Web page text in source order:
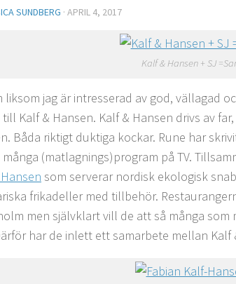
SUNDBERG · APRIL 4, 2017
Kalf & Hansen + SJ
liksom jag är intresserad av god, vällagad
Kalf & Hansen. Kalf & Hansen drivs av
Båda riktigt duktiga kockar. Rune har
många (matlagnings)program på TV.
som serverar nordisk ekologisk
frikadeller med tillbehör.
men självklart vill de att så många som
har de inlett ett samarbete mellan Kalf